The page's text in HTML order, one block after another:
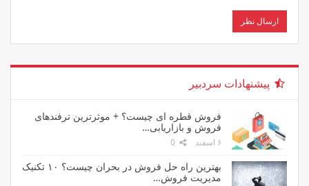
پیشنهادات سردبیر
فروش قطره ای چیست؟ + موثرترین ترفندهای
فروش و بازاریابی…
۶ اسفند
بهترین راه حل فروش در بحران چیست؟ ۱۰ تکنیک
مدیریت فروش…